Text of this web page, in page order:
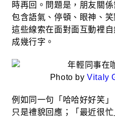
時再回。問題是，朋友關
包含語氣、停頓、眼神、
這些線索在面對面互動裡
成幾行字。
Photo byVitaly
例如同一句「哈哈好好笑
只是禮貌回應；「最近很